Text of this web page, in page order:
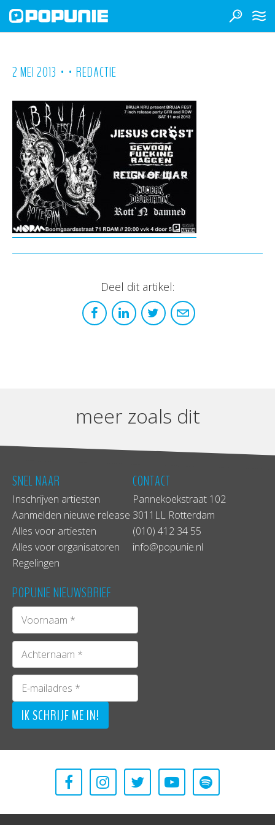
2 MEI 2013 • • REDACTIE
Deel dit artikel:
meer zoals dit
SNEL NAAR
Inschrijven artiesten
Aanmelden nieuwe release
Alles voor artiesten
Alles voor organisatoren
Regelingen
CONTACT
Pannekoekstraat 102
3011LL Rotterdam
(010) 412 34 55
info@popunie.nl
POPUNIE NIEUWSBRIEF